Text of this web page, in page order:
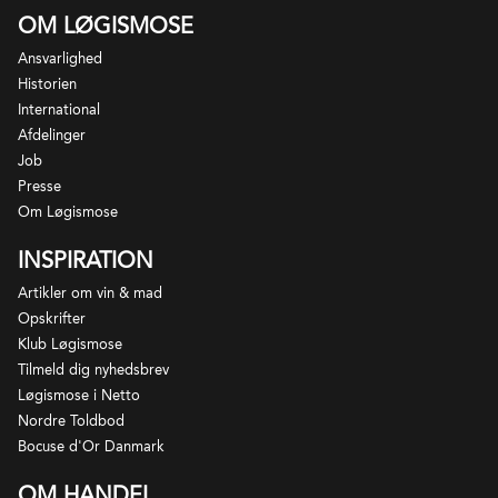
med kun en behersket "forsikring" med svovl.
Som det forstås er dette en vin fremstillet med
såkaldt lav intervention, og så behersket anvendelse
af svovl, at vi nærmer vi os naturvinsfamilien, taler vi i
Løgismose - ligesom mange andre - om, hvor
"Funky" oplevelsen er. Det er et udtryk for, hvor vidt
producerede vine, og for at forventningsafstemme
og gøre det lidt nemmere at navigere i dette
Forvent diskrete naturvinskarakteristika.
Familien Heimann kommer oprindeligt fra Tyskland,
men har i flere generationer produceret vin i Ungarn.
OM LØGISMOSE
Ansvarlighed
Historien
International
Afdelinger
Job
Presse
Om Løgismose
INSPIRATION
Artikler om vin & mad
Opskrifter
Klub Løgismose
Tilmeld dig nyhedsbrev
Løgismose i Netto
Nordre Toldbod
Bocuse d'Or Danmark